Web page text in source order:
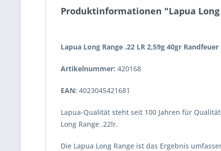
Produktinformationen "Lapua Long
Lapua Long Range .22 LR 2,59g 40gr
Artikelnummer: 420168
EAN: 4023045421681
Lapua-Qualität steht seit 100 Jahren für
Long Range .22lr.
Die Lapua Long Range ist das Ergebnis